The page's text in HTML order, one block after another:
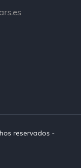
reservados -